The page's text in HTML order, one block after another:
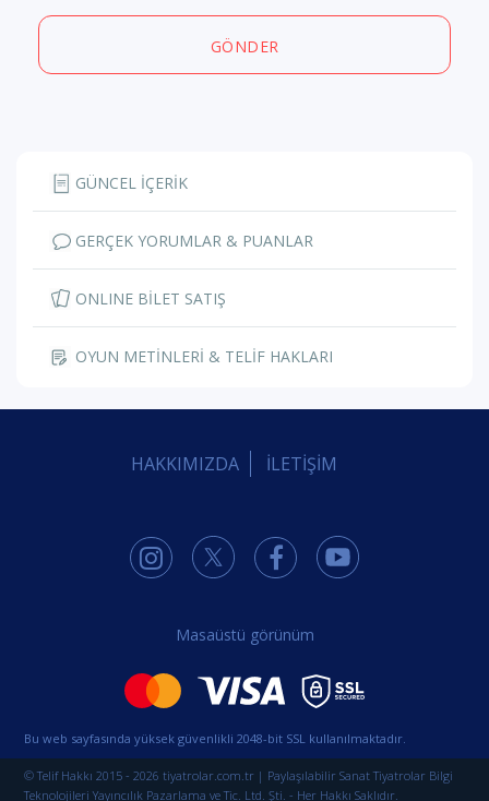
GÖNDER
GÜNCEL İÇERİK
GERÇEK YORUMLAR & PUANLAR
ONLINE BİLET SATIŞ
OYUN METİNLERİ & TELİF HAKLARI
HAKKIMIZDA İLETİŞİM
Masaüstü görünüm
Bu web sayfasında yüksek güvenlikli 2048-bit SSL kullanılmaktadır.
© Telif Hakkı 2015 - 2026 tiyatrolar.com.tr | Paylaşılabilir Sanat Tiyatrolar Bilgi
Teknolojileri Yayıncılık Pazarlama ve Tic. Ltd. Şti. - Her Hakkı Saklıdır.